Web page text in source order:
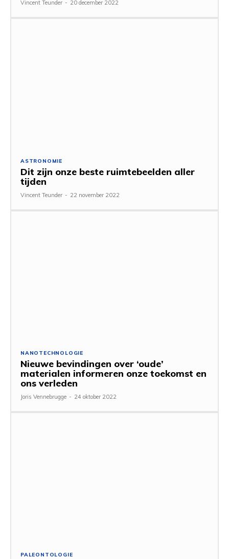
Vincent Teunder - 20 december 2022
ASTRONOMIE
Dit zijn onze beste ruimtebeelden aller
tijden
Vincent Teunder - 22 november 2022
NANOTECHNOLOGIE
Nieuwe bevindingen over ‘oude’
materialen informeren onze toekomst en
ons verleden
Joris Vennebrugge - 24 oktober 2022
PALEONTOLOGIE